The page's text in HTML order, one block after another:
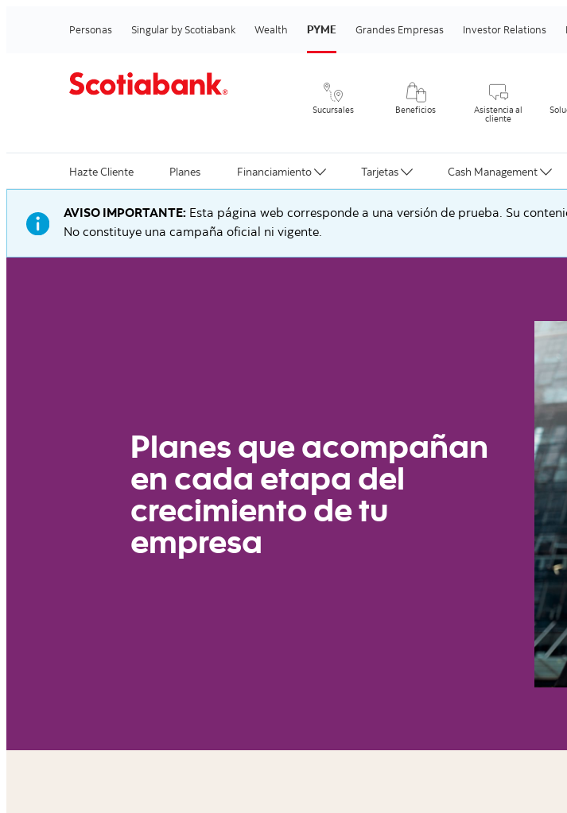
Personas Singular by Scotiabank Wealth PYME Grandes Empresas Investor Relations
Sucursales Beneficios
Asistencia al
cliente
Hazte Cliente Planes Financiamiento Tarjetas Cash Management
AVISO IMPORTANTE:Esta página web corresponde a una versión de prueba. Su
No constituye una campaña oficial ni vigente.
Planes que acompañan
en cada etapa del
crecimiento de tu
empresa